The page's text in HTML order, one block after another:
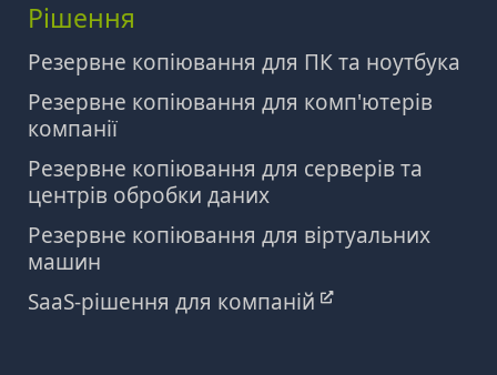
Рішення
Резервне копіювання для ПК та ноутбука
Резервне копіювання для комп'ютерів
компанії
Резервне копіювання для серверів та
центрів обробки даних
Резервне копіювання для віртуальних
машин
SaaS-рішення для компаній